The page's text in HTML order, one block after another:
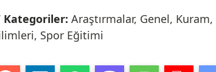
Kategoriler: Araştırmalar, Genel, Kuram,
, Spor Eğitimi